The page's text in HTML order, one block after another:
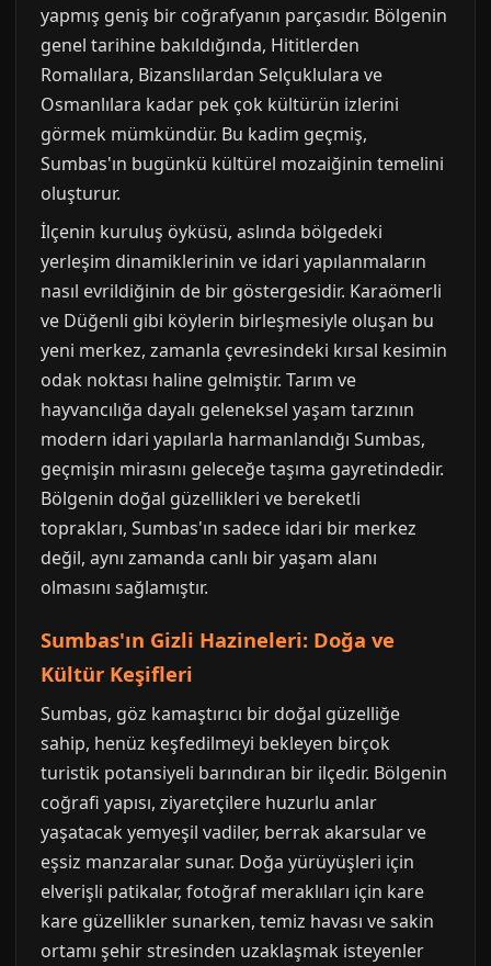
yapmış geniş bir coğrafyanın parçasıdır. Bölgenin
genel tarihine bakıldığında, Hititlerden
Romalılara, Bizanslılardan Selçuklulara ve
Osmanlılara kadar pek çok kültürün izlerini
görmek mümkündür. Bu kadim geçmiş,
Sumbas'ın bugünkü kültürel mozaiğinin temelini
oluşturur.
İlçenin kuruluş öyküsü, aslında bölgedeki
yerleşim dinamiklerinin ve idari yapılanmaların
nasıl evrildiğinin de bir göstergesidir. Karaömerli
ve Düğenli gibi köylerin birleşmesiyle oluşan bu
yeni merkez, zamanla çevresindeki kırsal kesimin
odak noktası haline gelmiştir. Tarım ve
hayvancılığa dayalı geleneksel yaşam tarzının
modern idari yapılarla harmanlandığı Sumbas,
geçmişin mirasını geleceğe taşıma gayretindedir.
Bölgenin doğal güzellikleri ve bereketli
toprakları, Sumbas'ın sadece idari bir merkez
değil, aynı zamanda canlı bir yaşam alanı
olmasını sağlamıştır.
Sumbas'ın Gizli Hazineleri: Doğa ve
Kültür Keşifleri
Sumbas, göz kamaştırıcı bir doğal güzelliğe
sahip, henüz keşfedilmeyi bekleyen birçok
turistik potansiyeli barındıran bir ilçedir. Bölgenin
coğrafi yapısı, ziyaretçilere huzurlu anlar
yaşatacak yemyeşil vadiler, berrak akarsular ve
eşsiz manzaralar sunar. Doğa yürüyüşleri için
elverişli patikalar, fotoğraf meraklıları için kare
kare güzellikler sunarken, temiz havası ve sakin
ortamı şehir stresinden uzaklaşmak isteyenler